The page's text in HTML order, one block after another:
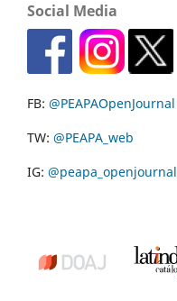
Social Media
FB: @PEAPAOpenJournal
TW: @PEAPA_web
IG: @peapa_openjournal